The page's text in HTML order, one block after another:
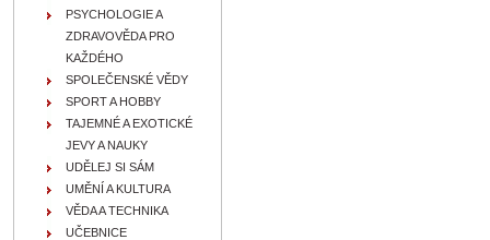
PSYCHOLOGIE A
ZDRAVOVĚDA PRO
KAŽDÉHO
SPOLEČENSKÉ VĚDY
SPORT A HOBBY
TAJEMNÉ A EXOTICKÉ
JEVY A NAUKY
UDĚLEJ SI SÁM
UMĚNÍ A KULTURA
VĚDA A TECHNIKA
UČEBNICE